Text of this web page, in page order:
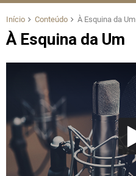
Início Conteúdo À Esquina da Um
À Esquina da Um